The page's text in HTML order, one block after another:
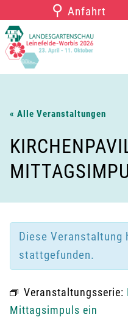
Inhalt
springen
⚲ Anfahrt
« Alle Veranstaltungen
Diese Veranstaltung
stattgefunden.
Veranstaltungsserie:
Mittagsimpuls ein